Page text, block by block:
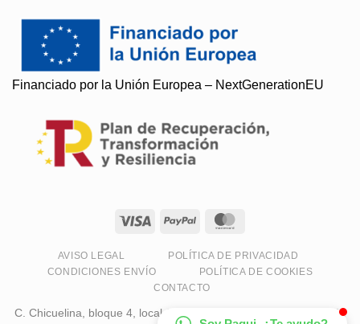
Financiado por la Unión Europea – NextGenerationEU
AVISO LEGAL
POLÍTICA DE PRIVACIDAD
CONDICIONES ENVÍO
POLÍTICA DE COOKIES
CONTACTO
C. Chicuelina, bloque 4, local 11, 18230 Atarfe, Granada, España
Resuelvo todas tus preguntas